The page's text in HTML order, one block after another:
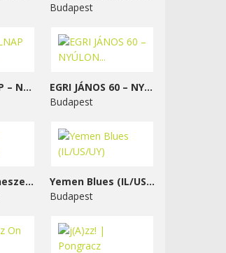
Budapest
NINCS HOLNAP – NYÚLON...
EGRI JÁNOS 60 – NYÚLON...
Budapest
Kérdezd a zeneszerzőt...
Yemen Blues (IL/US/UY)
Budapest